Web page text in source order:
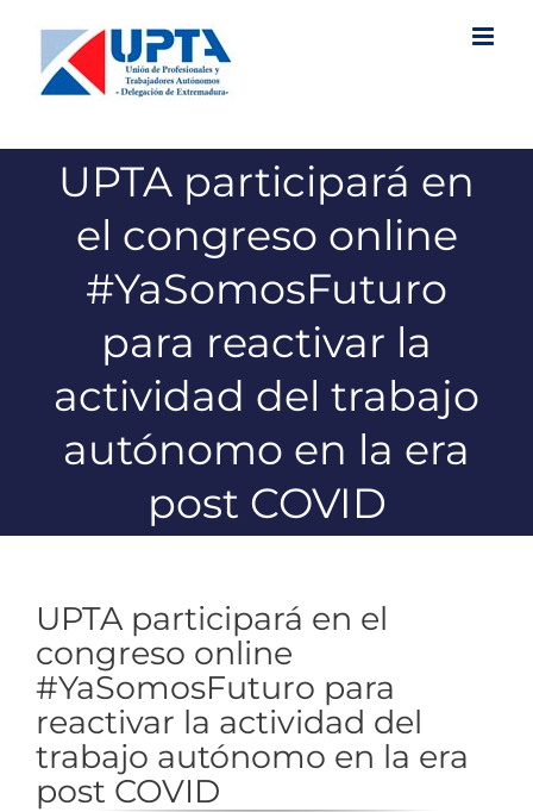
contenido
UPTA participará en
el congreso online
#YaSomosFuturo
para reactivar la
actividad del trabajo
autónomo en la era
post COVID
UPTA participará en el
congreso online
#YaSomosFuturo para
reactivar la actividad del
trabajo autónomo en la era
post COVID